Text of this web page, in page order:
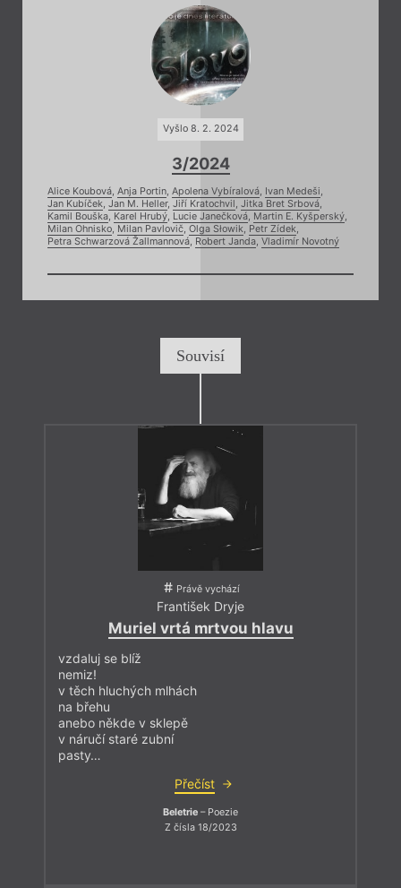
Vyšlo 8. 2. 2024
3/2024
Alice Koubová, Anja Portin, Apolena Vybíralová, Ivan Medeši,
Jan Kubíček, Jan M. Heller, Jiří Kratochvil, Jitka Bret Srbová,
Kamil Bouška, Karel Hrubý, Lucie Janečková, Martin E. Kyšperský,
Milan Ohnisko, Milan Pavlovič, Olga Słowik, Petr Zídek,
Petra Schwarzová Žallmannová, Robert Janda, Vladimír Novotný
Souvisí
Právě vychází
František Dryje
Muriel vrtá mrtvou hlavu
vzdaluj se blíž
nemiz!
v těch hluchých mlhách
na břehu
anebo někde v sklepě
v náručí staré zubní
pasty…
Přečíst
Beletrie – Poezie
Z čísla 18/2023